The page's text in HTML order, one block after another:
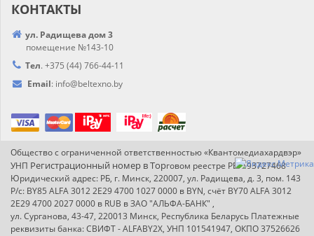
КОНТАКТЫ
ул. Радищева дом 3
помещение №143-10
Тел. +375 (44) 766-44-11
Email: info@beltexno.by
Общество с ограниченной ответственностью «Квантомедиахардвэр»
УНП Регистрационный номер в Торговом реестре РБ: 193727468
Юридический адрес: РБ, г. Минск, 220007, ул. Радищева, д. 3, пом. 143
Р/с: BY85 ALFA 3012 2E29 4700 1027 0000 в BYN, счёт BY70 ALFA 3012
2E29 4700 2027 0000 в RUB в ЗАО "АЛЬФА-БАНК" ,
ул. Сурганова, 43-47, 220013 Минск, Республика Беларусь Платежные
реквизиты банка: СВИФТ - ALFABY2X, УНП 101541947, ОКПО 37526626